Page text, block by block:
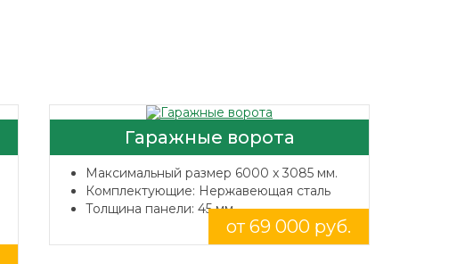
Гаражные ворота
Максимальный размер 6000 x 3085 мм.
Комплектующие: Нержавеющая сталь
Толщина панели: 45 мм.
от 69 000 руб.